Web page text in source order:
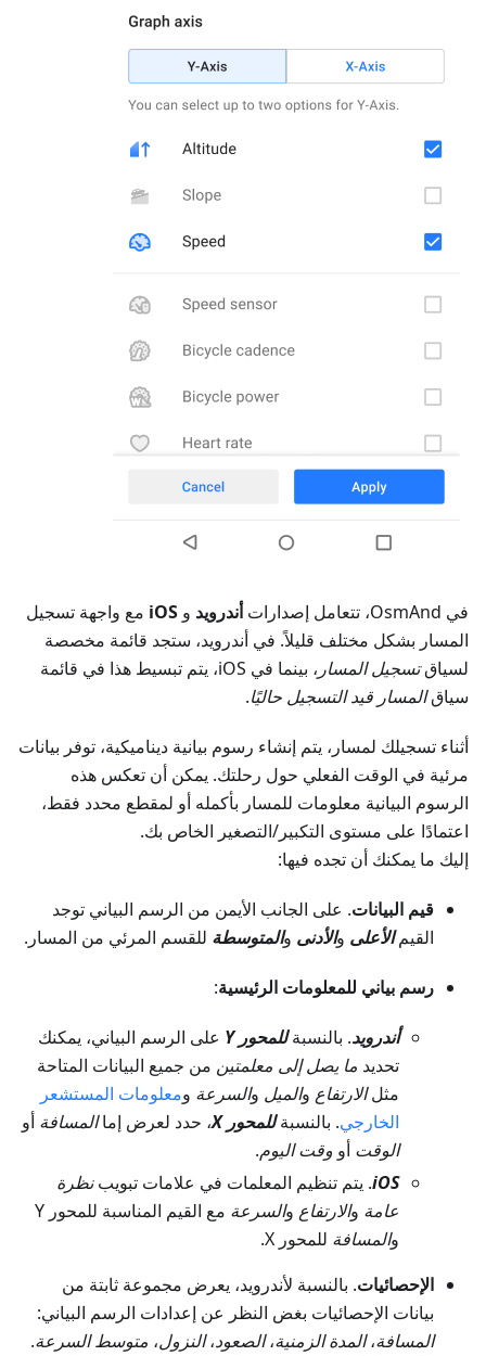
في OsmAnd، تتعامل إصدارات أندرويد و iOS مع واجهة تسجيل
المسار بشكل مختلف قليلاً. في أندرويد، ستجد قائمة مخصصة
لسياقتسجيل المسار
، بينما في iOS، يتم تبسيط هذا في قائمة
سياقالمسار قيد التسجيل حاليًا.
أثناء تسجيلك لمسار، يتم إنشاء رسوم بيانية ديناميكية، توفر بيانات
مرئية في الوقت الفعلي حول رحلتك. يمكن أن تعكس هذه
الرسوم البيانية معلومات للمسار بأكمله أو لمقطع محدد فقط،
اعتمادًا على مستوى التكبير/التصغير الخاص بك.
إليك ما يمكنك أن تجده فيها:
قيم البيانات. على الجانب الأيمن من الرسم البياني توجد
القيمالأعلى والأدنى والمتوسطة للقسم المرئي من المسار.
رسم بياني للمعلومات الرئيسية:
أندرويد. بالنسبةللمحور Y
على الرسم البياني، يمكنك
تحديد ما يصل إلى معلمتين من جميع البيانات المتاحة
مثلالارتفاع والميل والسرعة ومعلومات المستشعر
الخارجي. بالنسبةللمحور X ، حدد لعرض إماالمسافة أو
الوقت أو وقت اليوم.
iOS. يتم تنظيم المعلمات في علامات تبويبنظرة
عامة والارتفاع والسرعة
مع القيم المناسبة للمحور Y
والمسافة للمحور X.
الإحصائيات. بالنسبة لأندرويد، يعرض مجموعة ثابتة من
بيانات الإحصائيات بغض النظر عن إعدادات الرسم البياني:
المسافة،المدة الزمنية،الصعود،النزول، متوسط السرعة.